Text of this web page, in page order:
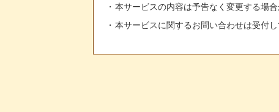
本サービスの内容は予告なく変更する場
本サービスに関するお問い合わせは受付